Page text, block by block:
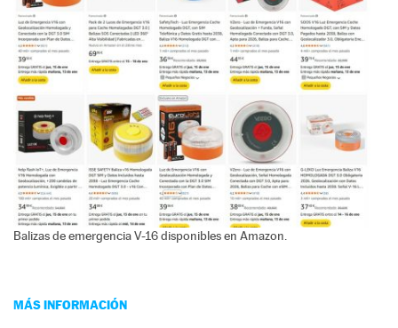
Balizas de emergencia V-16 disponibles en Amazon.
MÁS INFORMACIÓN